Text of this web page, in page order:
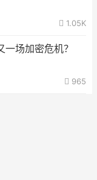
1.05K
场加密危机？
965